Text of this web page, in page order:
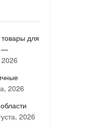
для
—
2026
2026
2026